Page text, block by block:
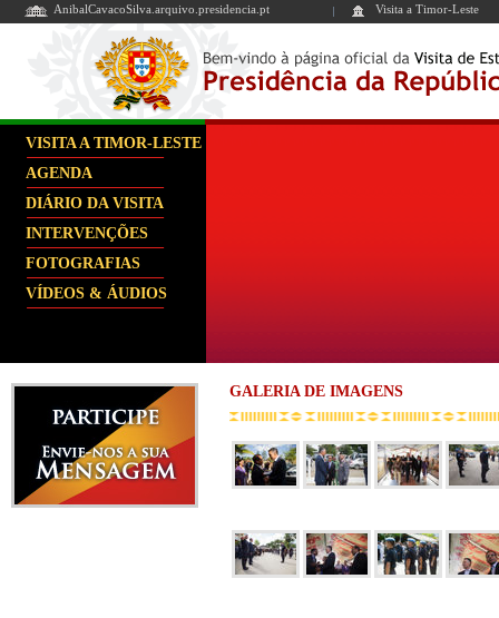
AnibalCavacoSilva.arquivo.presidencia.pt Visita a Timor-Leste
VISITA A TIMOR-LESTE
AGENDA
DIÁRIO DA VISITA
INTERVENÇÕES
FOTOGRAFIAS
VÍDEOS & ÁUDIOS
GALERIA DE IMAGENS